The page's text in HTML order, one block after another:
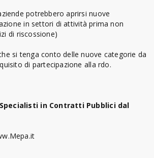
potrebbero aprirsi nuove
in settori di attività prima non
di riscossione)
si tenga conto delle nuove categorie da
di partecipazione alla rdo.
in Contratti Pubblici dal